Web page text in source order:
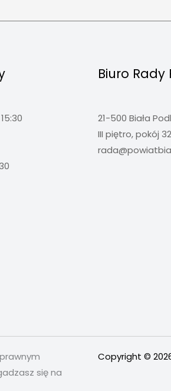
Biuro Rady
21-500 Biała
III piętro, pokój
się na
Copyright ©